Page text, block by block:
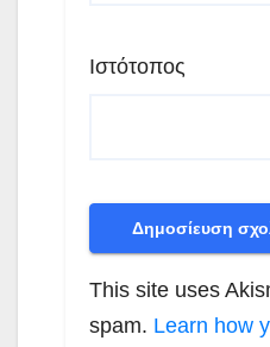
Ιστότοπος
This site uses
spam. Learn how